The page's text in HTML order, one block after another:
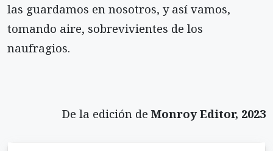
las guardamos en nosotros, y así vamos,
tomando aire, sobrevivientes de los
naufragios.
De la edición de Monroy Editor, 2023